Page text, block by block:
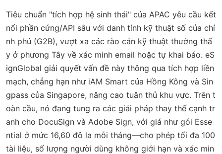
Tiêu chuẩn "tích hợp hệ sinh thái" của APAC yêu cầu kết
nối phần cứng/API sâu với danh tính kỹ thuật số của chí
nh phủ (G2B), vượt xa các rào cản kỹ thuật thường thấ
y ở phương Tây về xác minh email hoặc tự khai báo. eS
ignGlobal giải quyết vấn đề này thông qua tích hợp liền
mạch, chẳng hạn như iAM Smart của Hồng Kông và Sin
gpass của Singapore, nâng cao tuân thủ khu vực. Trên t
oàn cầu, nó đang tung ra các giải pháp thay thế cạnh tr
anh cho DocuSign và Adobe Sign, với giá như gói Esse
ntial ở mức 16,60 đô la mỗi tháng—cho phép tối đa 100
tài liệu, số lượng người dùng không giới hạn và xác min